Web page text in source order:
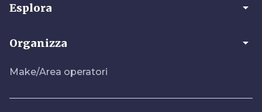
Esplora arrow_drop_down
Organizza arrow_drop_down
Make/Area operatori